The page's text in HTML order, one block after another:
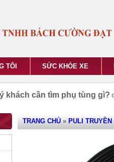
TÔI SỨC KHỎE XE
khách cần tìm phụ tùng gì?
TRANG CHỦ » PULI